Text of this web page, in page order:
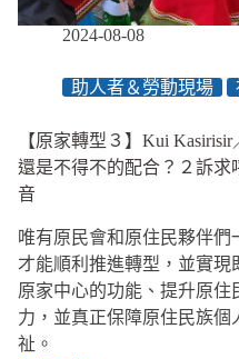
2024-08-08
助人者＆勞動現場
【原家轉型３】Kui
還是不得不的配合？２訴求
音
唯有原民會和原住民夥伴們
才能順利推進轉型，並實
原家中心的功能、提升原住
力，並真正保障原住民族個
祉。